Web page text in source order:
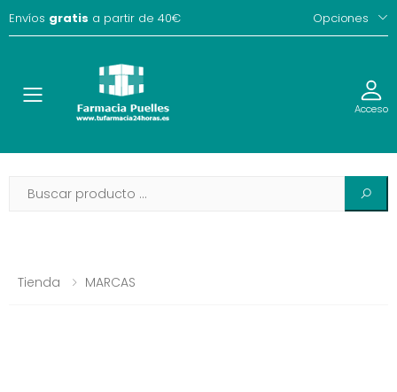
Envíos gratis a partir de 40€ Opciones
Toggle Acceso
Tienda MARCAS